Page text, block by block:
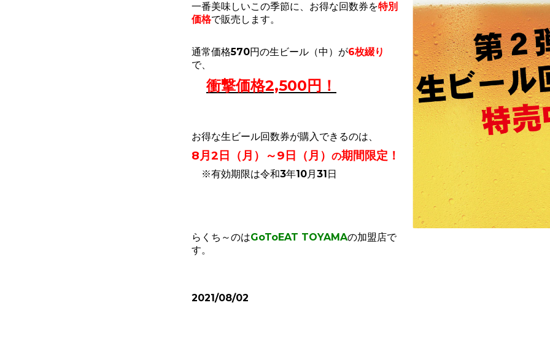
一番美味しいこの季節に、お得な回数券を特別
価格で販売します。
通常価格570円の生ビール（中）が6枚綴り
で、
衝撃価格2,500円！
お得な生ビール回数券が購入できるのは、
8月2日（月）～9 日（月） の期間限定！
※有効期限は令和3年10月31日
らくち～のはGoToEAT TOYAMAの加盟店で
す。
2021/08/02